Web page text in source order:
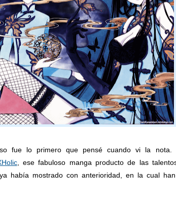
fue lo primero que pensé cuando vi la
, ese fabuloso manga producto de las
había mostrado con anterioridad, en la cual